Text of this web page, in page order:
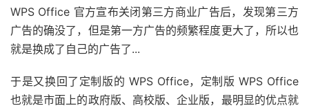
WPS Office 官方宣布关闭第三方商业广告后，发现第三方
广告的确没了，但是第一方广告的频繁程度更大了，所以也
就是换成了自己的广告了...
于是又换回了定制版的 WPS Office，定制版 WPS Office
也就是市面上的政府版、高校版、企业版，最明显的优点就